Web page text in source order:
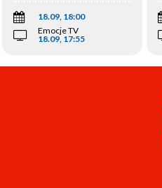
18.09, 18:00
Emocje TV
18.09, 17:55